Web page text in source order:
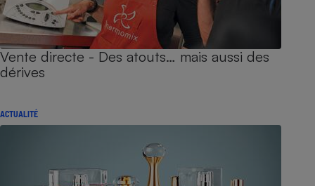
Vente directe - Des atouts… mais aussi des
dérives
ACTUALITÉ